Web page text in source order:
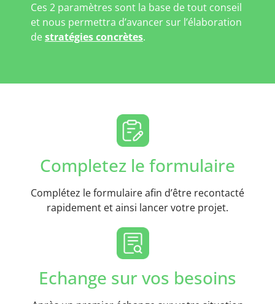
Ces 2 paramètres sont la base de tout conseil
et nous permettra d’avancer sur l’élaboration
destratégies concrètes.
Completez le formulaire
Complétez le formulaire afin d’être recontacté
rapidement et ainsi lancer votre projet.
Echange sur vos besoins